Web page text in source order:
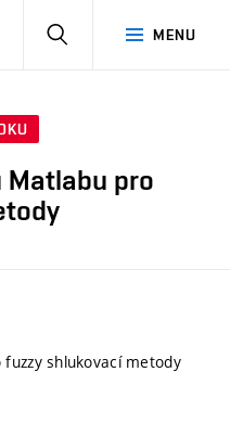
MENU
Matlabu pro
shlukovací metody